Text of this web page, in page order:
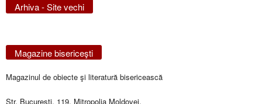
Arhiva - Site vechi
Magazine bisericeşti
Magazinul de obiecte şi literatură bisericească
Str. Bucureşti, 119, Mitropolia Moldovei,